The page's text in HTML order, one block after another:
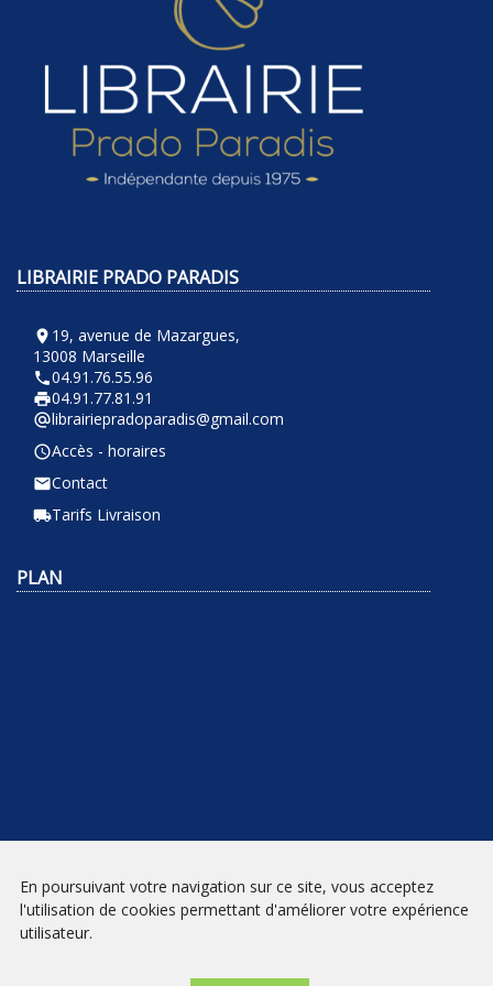
LIBRAIRIE PRADO PARADIS
room 19, avenue de Mazargues,
13008 Marseille
phone04.91.76.55.96
local_printshop04.91.77.81.91
alternate_emaillibrairiepradoparadis@gmail.com
query_builderAccès - horaires
emailContact
local_shippingTarifs Livraison
PLAN
NEWSLETTER
En poursuivant votre navigation sur ce site, vous acceptez
l'utilisation de cookies permettant d'améliorer votre expérience
utilisateur.